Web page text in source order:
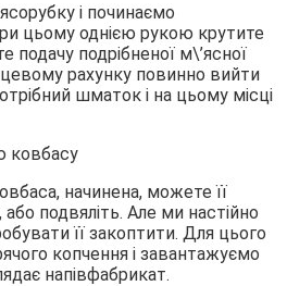
і починаємо
цьому однією рукою крутите
подачу подрібненої м\’ясної
рахунку повинно вийти
шматок і на цьому місці
начинена, можете її
подвяліть. Але ми настійно
її закоптити. Для цього
копчення і завантажуємо
напівфабрикат.